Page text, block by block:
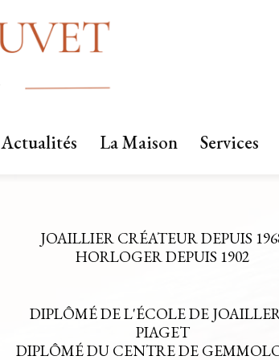
Actualités La Maison Services
JOAILLIER CRÉATEUR DEPUIS
HORLOGER DEPUIS 1902
DIPLÔMÉ DE L'ÉCOLE DE
PIAGET
DIPLÔMÉ DU CENTRE DE